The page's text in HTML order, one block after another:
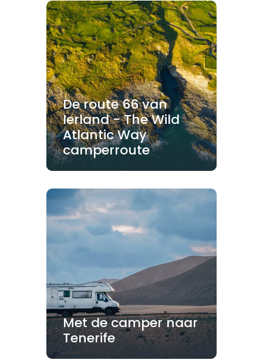
De route 66 van
Ierland - The Wild
Atlantic Way
camperroute
Met de camper naar
Tenerife